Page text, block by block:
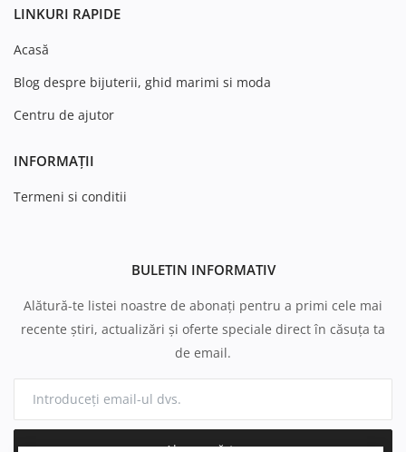
LINKURI RAPIDE
Acasă
Blog despre bijuterii, ghid marimi si moda
Centru de ajutor
INFORMAȚII
Termeni si conditii
BULETIN INFORMATIV
Alătură-te listei noastre de abonați pentru a primi cele mai
recente știri, actualizări și oferte speciale direct în căsuța ta
de email.